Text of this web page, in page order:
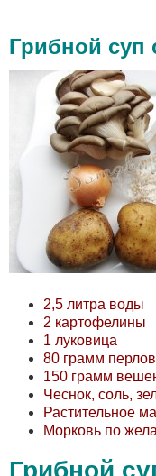
Грибной суп
2,5 литра воды
2 картофелины
1 луковица
80 грамм
150 грамм
Чеснок, соль,
Растительное
Морковь по